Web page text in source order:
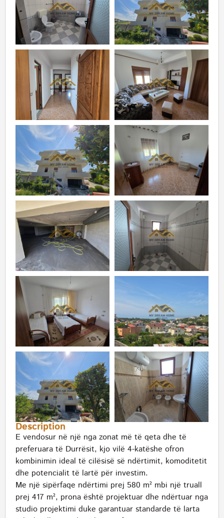
Description
E vendosur në një nga zonat më të qeta dhe të
preferuara të Durrësit, kjo vilë 4-katëshe ofron
kombinimin ideal të cilësisë së ndërtimit, komoditetit
dhe potencialit të lartë për investim.
Me një sipërfaqe ndërtimi prej 580 m² mbi një truall
prej 417 m², prona është projektuar dhe ndërtuar nga
studio projektimi duke garantuar standarde të larta